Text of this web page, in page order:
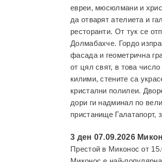
евреи, мюсюлмани и
да отварят ателиета и
ресторанти. От тук се
Долмабахче. Гордо
фасада и геометрична
от цял свят, в това
килими, стените са
кристални полилеи.
дори ги надминал по
пристанище Галатапорт,
3 ден 07.09.2026
Престой в Миконос от